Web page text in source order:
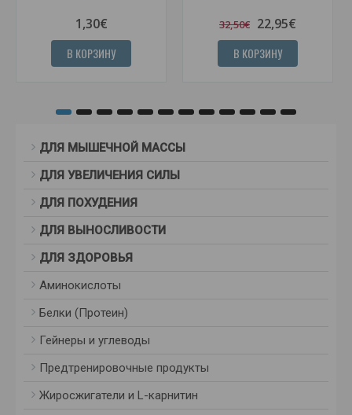
1,30€
В КОРЗИНУ
32,50€ 22,95€
В КОРЗИНУ
ДЛЯ МЫШЕЧНОЙ МАССЫ
ДЛЯ УВЕЛИЧЕНИЯ СИЛЫ
ДЛЯ ПОХУДЕНИЯ
ДЛЯ ВЫНОСЛИВОСТИ
ДЛЯ ЗДОРОВЬЯ
Аминокислоты
Белки (Протеин)
Гейнеры и углеводы
Предтренировочные продукты
Жиросжигатели и L-карнитин